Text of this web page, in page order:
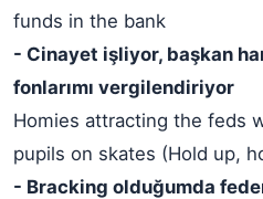
funds in the bank
- Cinayet işliyor, başkan
fonlarımı vergilendiriyor
Homies attracting the feds
pupils on skates (Hold up,
- Bracking olduğumda